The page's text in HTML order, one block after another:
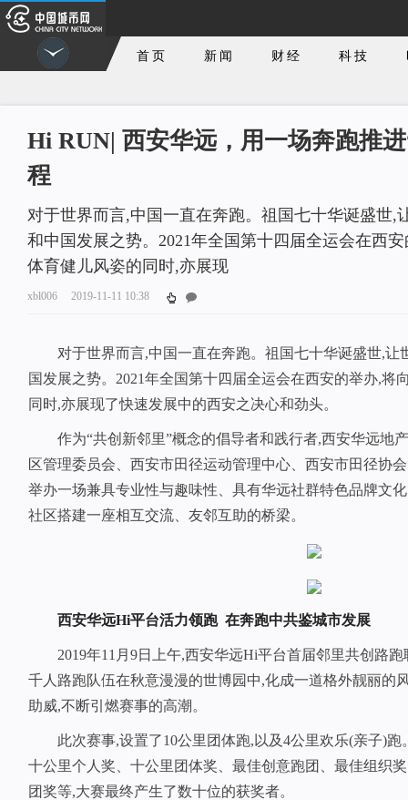
首页 新闻 财经 科技
Hi RUN| 西安华远，用一场奔跑推
程
对于世界而言,中国一直在奔跑。祖国七十华诞盛世,
和中国发展之势。2021年全国第十四届全运会在西
体育健儿风姿的同时,亦展现
xbl006 2019-11-11 10:38
对于世界而言,中国一直在奔跑。祖国七十华诞盛世,让
国发展之势。2021年全国第十四届全运会在西安的举办,将
同时,亦展现了快速发展中的西安之决心和劲头。
作为“共创新邻里”概念的倡导者和践行者,西安华远地
区管理委员会、西安市田径运动管理中心、西安市田径协
举办一场兼具专业性与趣味性、具有华远社群特色品牌文
社区搭建一座相互交流、友邻互助的桥梁。
西安华远Hi平台活力领跑 在奔跑中共鉴城市发展
2019年11月9日上午,西安华远Hi平台首届邻里共创路
千人路跑队伍在秋意漫漫的世博园中,化成一道格外靓丽的
助威,不断引燃赛事的高潮。
此次赛事,设置了10公里团体跑,以及4公里欢乐(亲子)
十公里个人奖、十公里团体奖、最佳创意跑团、最佳组织
团奖等,大赛最终产生了数十位的获奖者。